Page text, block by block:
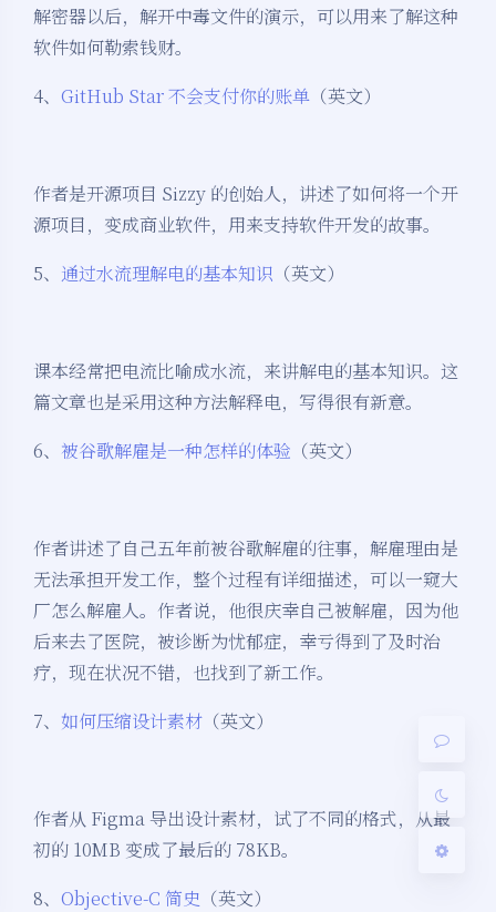
夜间模式
Sans Serif Serif
解密器以后，解开中毒文件的演示，可以用来了解这种
软件如何勒索钱财。
4、 GitHub Star 不会支付你的账单 （英文）
作者是开源项目 Sizzy 的创始人，讲述了如何将一个开
源项目，变成商业软件，用来支持软件开发的故事。
5、 通过水流理解电的基本知识 （英文）
课本经常把电流比喻成水流，来讲解电的基本知识。这
篇文章也是采用这种方法解释电，写得很有新意。
6、 被谷歌解雇是一种怎样的体验 （英文）
作者讲述了自己五年前被谷歌解雇的往事，解雇理由是
无法承担开发工作，整个过程有详细描述，可以一窥大
厂怎么解雇人。作者说，他很庆幸自己被解雇，因为他
后来去了医院，被诊断为忧郁症，幸亏得到了及时治
疗，现在状况不错，也找到了新工作。
7、 如何压缩设计素材 （英文）
作者从 Figma 导出设计素材，试了不同的格式，从最
初的 10MB 变成了最后的 78KB。
8、 Objective-C 简史 （英文）